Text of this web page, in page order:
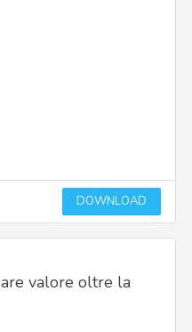
DOWNLOAD
valore oltre la